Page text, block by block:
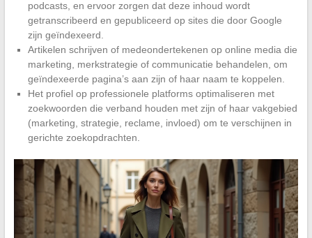
podcasts, en ervoor zorgen dat deze inhoud wordt
getranscribeerd en gepubliceerd op sites die door Google
zijn geïndexeerd.
Artikelen schrijven of medeondertekenen op online media die
marketing, merkstrategie of communicatie behandelen, om
geïndexeerde pagina’s aan zijn of haar naam te koppelen.
Het profiel op professionele platforms optimaliseren met
zoekwoorden die verband houden met zijn of haar vakgebied
(marketing, strategie, reclame, invloed) om te verschijnen in
gerichte zoekopdrachten.